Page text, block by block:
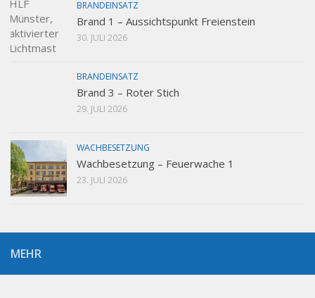
BRANDEINSATZ
Brand 1 – Aussichtspunkt Freienstein
30. JULI 2026
BRANDEINSATZ
Brand 3 – Roter Stich
29. JULI 2026
WACHBESETZUNG
Wachbesetzung – Feuerwache 1
23. JULI 2026
MEHR